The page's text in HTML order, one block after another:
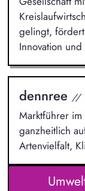
gelingt,
Innovation
dennree //
Marktführer im
ganzheitlich
Artenvielfalt,